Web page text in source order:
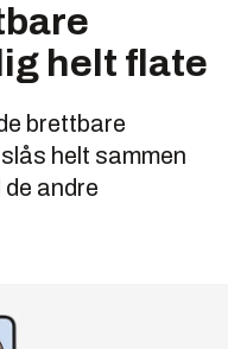
helt flate
brettbare
helt sammen
andre